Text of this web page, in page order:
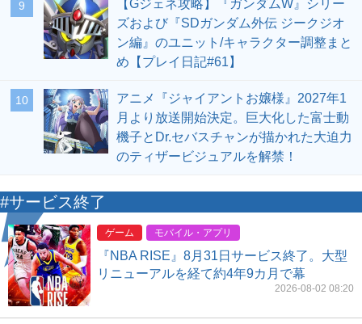
9
【Gジェネ攻略】『ガンダムW』シリー
ズおよび『SDガンダム外伝 ジークジオ
ン編』のユニット/キャラクター調整まと
め【プレイ日記#61】
10
アニメ『ジャイアントお嬢様』2027年1
月より放送開始決定。巨大化した富士動
機子とDr.セバスチャンが描かれた大迫力
のティザービジュアルを解禁！
#サービス終了
ゲーム モバイル・アプリ
『NBA RISE』8月31日サービス終了。大型
リニューアルを経て約4年9カ月で幕
2026-08-02 08:20